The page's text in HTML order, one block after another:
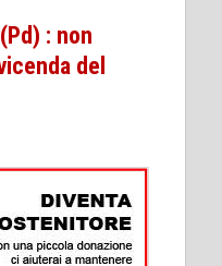
: non
del